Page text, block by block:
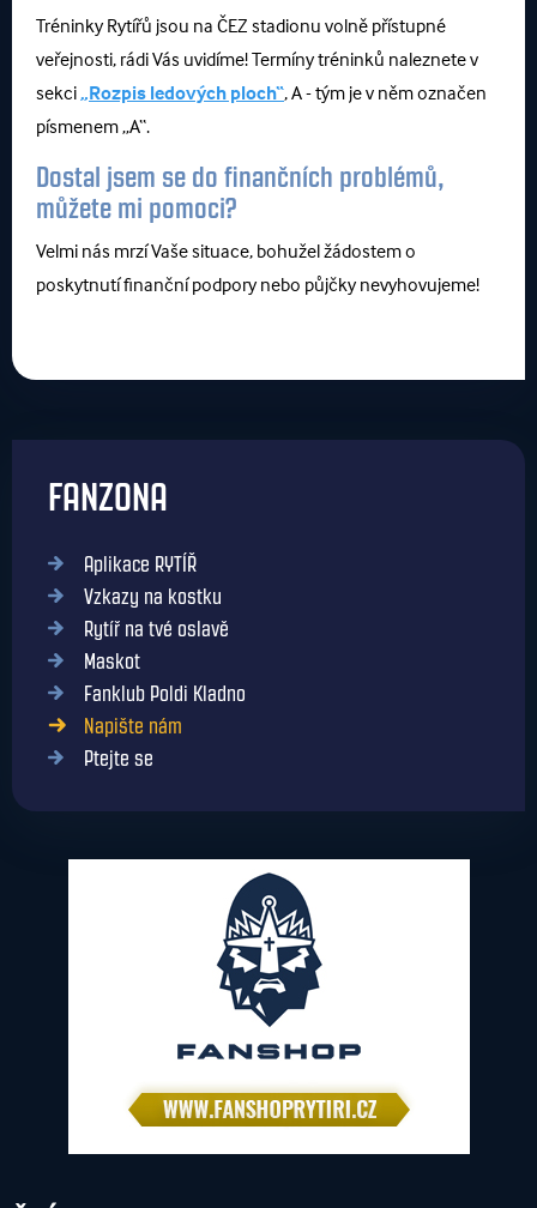
Tréninky Rytířů jsou na ČEZ stadionu volně přístupné
veřejnosti, rádi Vás uvidíme! Termíny tréninků naleznete v
sekci„Rozpis ledových ploch“, A - tým je v něm označen
písmenem „A“.
Dostal jsem se do finančních problémů,
můžete mi pomoci?
Velmi nás mrzí Vaše situace, bohužel žádostem o
poskytnutí finanční podpory nebo půjčky nevyhovujeme!
FANZONA
Aplikace RYTÍŘ
Vzkazy na kostku
Rytíř na tvé oslavě
Maskot
Fanklub Poldi Kladno
Napište nám
Ptejte se